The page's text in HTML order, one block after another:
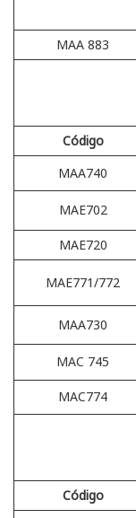
MAA 883
Código
MAA740
MAE702
MAE720
MAE771/772
MAA730
MAC 745
MAC774
Código